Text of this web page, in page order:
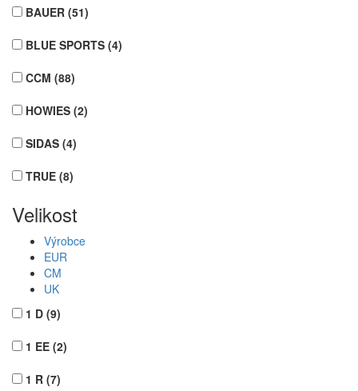
BAUER (51)
BLUE SPORTS (4)
CCM (88)
HOWIES (2)
SIDAS (4)
TRUE (8)
Velikost
Výrobce
EUR
CM
UK
1 D (9)
1 EE (2)
1 R (7)